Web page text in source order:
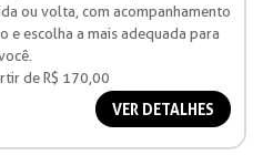
ou volta, com acompanhamento
e escolha a mais adequada para
de R$ 170,00
VER DETALHES